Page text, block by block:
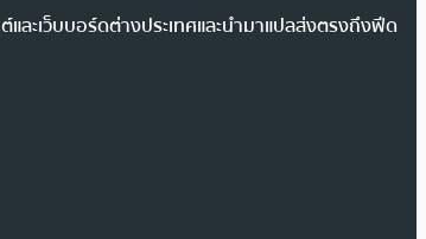
ละเว็บบอร์ดต่างประเทศและนำมาแปลส่งตรงถึงฟีด